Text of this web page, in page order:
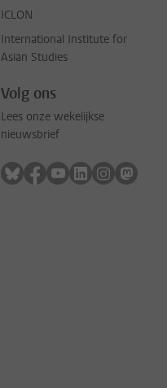
ICLON
International Institute for
Asian Studies
Volg ons
Lees onze wekelijkse
nieuwsbrief
Volg ons op bluesky
Volg ons op facebook
Volg ons op
Volg ons op
Volg ons
Volg